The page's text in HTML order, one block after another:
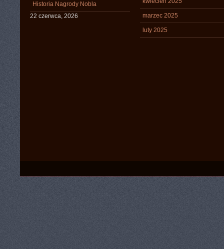
Historia Nagrody Nobla
22 czerwca, 2026
marzec 2025
luty 2025